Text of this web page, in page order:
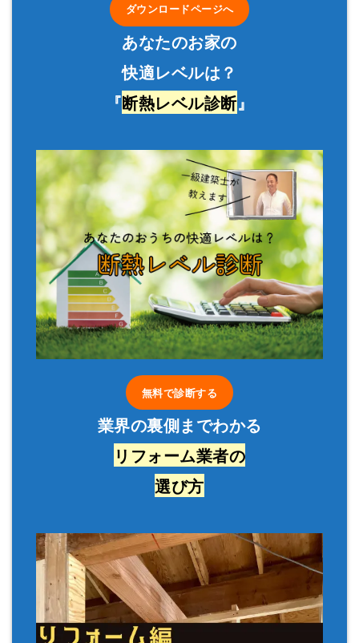
ダウンロードページへ
あなたのお家の
快適レベルは？
『断熱レベル診断』
無料で診断する
業界の裏側までわかる
リフォーム業者の
選び方